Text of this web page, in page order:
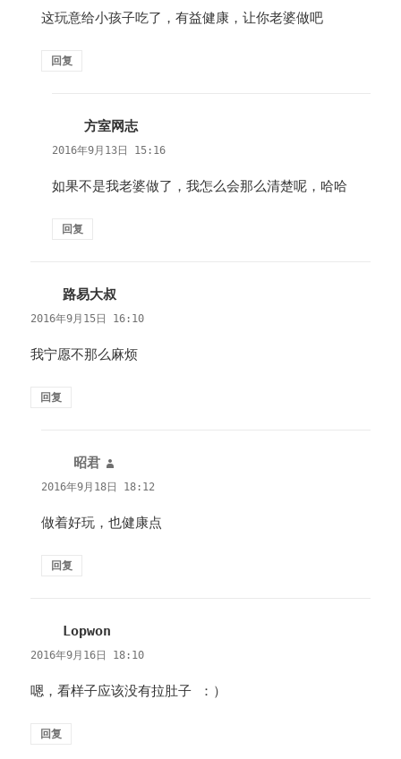
这玩意给小孩子吃了，有益健康，让你老婆做吧
回复
方室网志说
道：
2016年9月13日 15:16
如果不是我老婆做了，我怎么会那么清楚呢，哈哈
回复
路易大叔
道：
2016年9月15日 16:10
我宁愿不那么麻烦
回复
昭君
道：
2016年9月18日 18:12
做着好玩，也健康点
回复
Lopwon
道：
2016年9月16日 18:10
嗯，看样子应该没有拉肚子 ：）
回复